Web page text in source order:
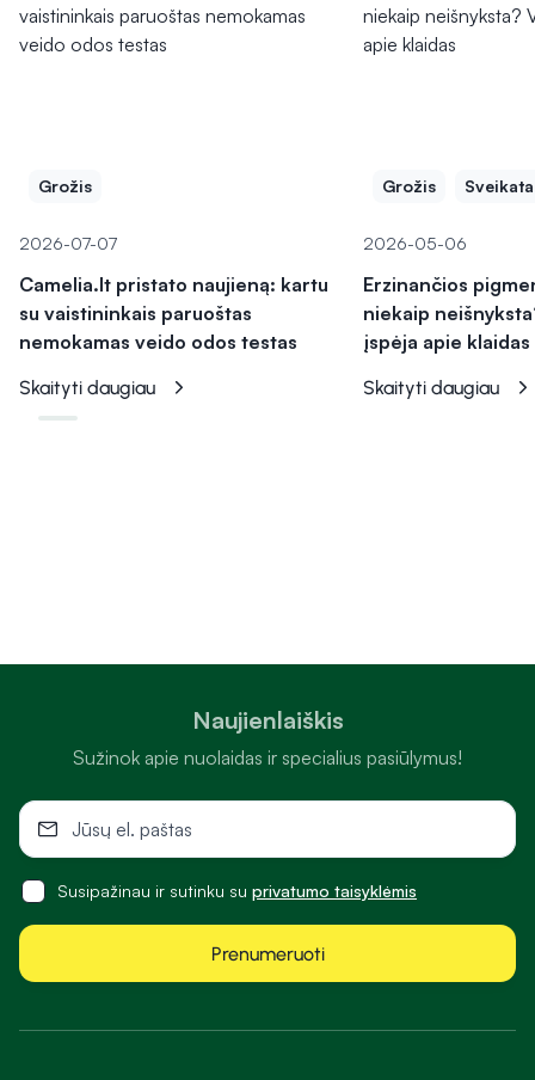
Grožis
2026-07-07
Camelia.lt pristato naujieną: kartu
su vaistininkais paruoštas
nemokamas veido odos testas
Skaityti daugiau
Grožis Sveikata
2026-05-06
Erzinančios
niekaip
įspėja apie klaidas
Skaityti daugiau
Naujienlaiškis
Sužinok apie nuolaidas ir specialius pasiūlymus!
Susipažinau ir sutinku su privatumo taisyklėmis
Prenumeruoti